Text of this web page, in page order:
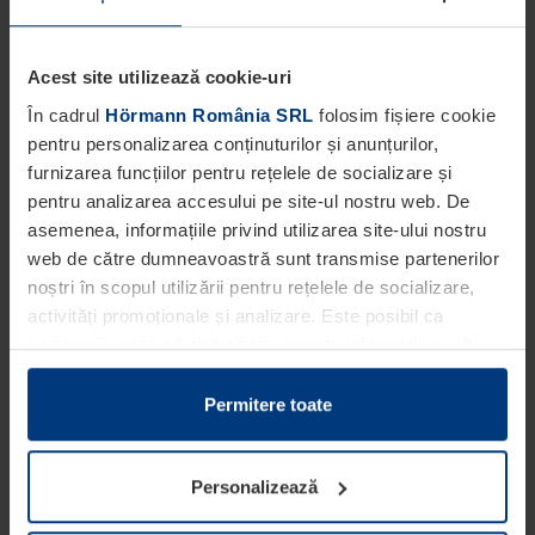
Acest site utilizează cookie-uri
În cadrul Hörmann România SRL folosim fișiere cookie
pentru personalizarea conținuturilor și anunțurilor,
furnizarea funcțiilor pentru rețelele de socializare și
pentru analizarea accesului pe site-ul nostru web. De
asemenea, informațiile privind utilizarea site-ului nostru
web de către dumneavoastră sunt transmise partenerilor
noștri în scopul utilizării pentru rețelele de socializare,
activități promoționale și analizare. Este posibil ca
partenerii noștri să sintetizeze aceste informații cu alte
date pe care dumneavoastră le-ați pus la dispoziția
acestora ori care au fost colectate în cadrul utilizării
Din punct de vedere legal, putem stoca fișiere cookie pe
dispozitivul dumneavoastră în cazul în care acestea sunt
obligatorii pentru funcționarea acestei pagini. Pentru alte
Permitere toate
Personalizează
Modul ideal de securizare a pasajelor largi